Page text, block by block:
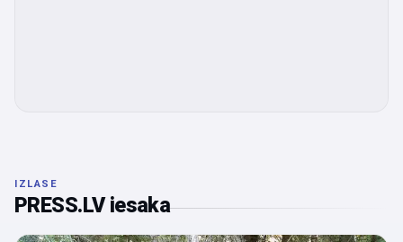
IZLASE
PRESS.LV iesaka